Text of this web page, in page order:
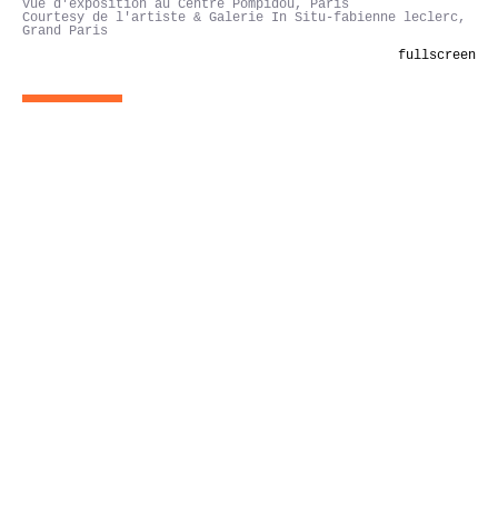
Courtesy de l'artiste & Galerie In Situ-fabienne leclerc,
Grand Paris
fullscreen